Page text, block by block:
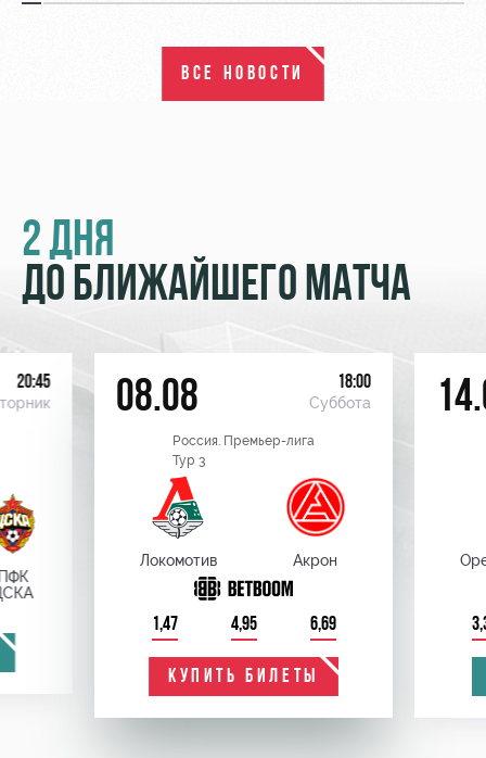
ВСЕ НОВОСТИ
2 ДНЯ
ДО БЛИЖАЙШЕГО МАТЧА
20:45 08.08 18:00
Суббота
Россия. Премьер-лига
Тур 3
Локомотив Акрон
1,47 4,95 6,69
КУПИТЬ БИЛЕТЫ